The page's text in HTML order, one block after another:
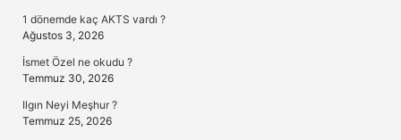
1 dönemde kaç AKTS vardı ?
Ağustos 3, 2026
İsmet Özel ne okudu ?
Temmuz 30, 2026
Ilgın Neyi Meşhur ?
Temmuz 25, 2026